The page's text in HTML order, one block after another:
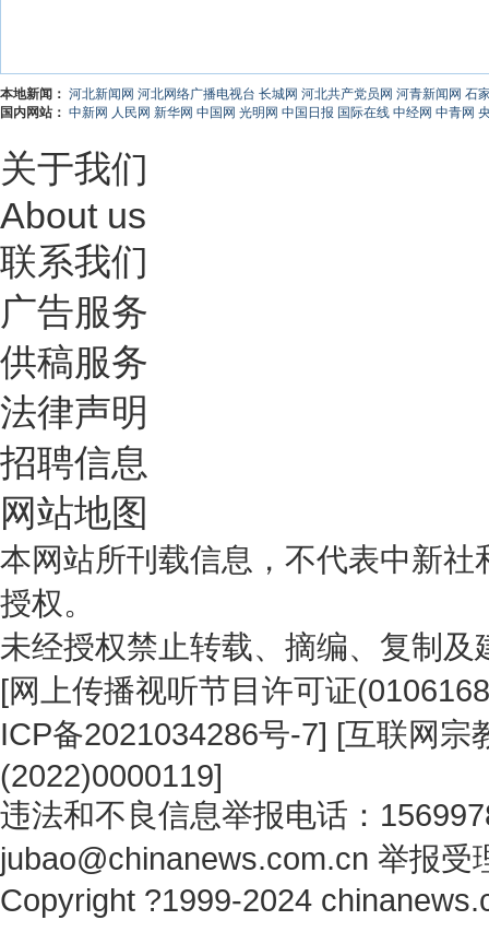
本地新闻： 河北新闻网 河北网络广播电视台 长城网 河北共产党员网 河青新闻网 石
国内网站： 中新网 人民网 新华网 中国网 光明网 中国日报 国际在线 中经网 中青网
关于我们
About us
联系我们
广告服务
供稿服务
法律声明
招聘信息
网站地图
本网站所刊载信息，不代表中新
授权。
未经授权禁止转载、摘编、复制
[网上传播视听节目许可证
ICP备2021034286号-7] [互联网宗
(2022)0000119]
违法和不良信息举报电话：
jubao@chinanews.com.cn 举报受
Copyright ?1999-2024